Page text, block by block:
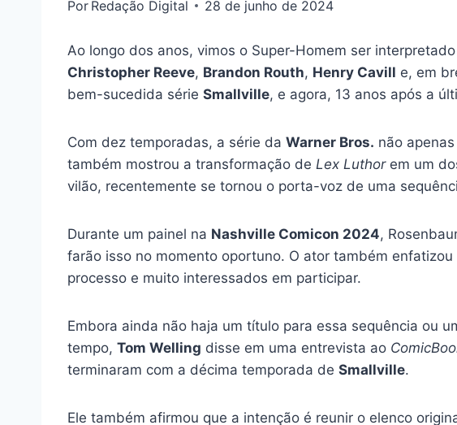
Por Redação Digital 28 de junho de 2024
Ao longo dos anos, vimos o Super-Homem ser
Christopher Reeve, Brandon Routh, Henry Cavill e, em
bem-sucedida série Smallville, e agora, 13 anos após a
Com dez temporadas, a série da Warner Bros. não
também mostrou a transformação de Lex Luthorem um
vilão, recentemente se tornou o porta-voz de uma
Durante um painel na Nashville Comicon 2024,
farão isso no momento oportuno. O ator também enfatizou
processo e muito interessados em participar.
Embora ainda não haja um título para essa sequência ou
tempo, Tom Welling disse em uma entrevista ao
terminaram com a décima temporada de Smallville.
Ele também afirmou que a intenção é reunir o elenco